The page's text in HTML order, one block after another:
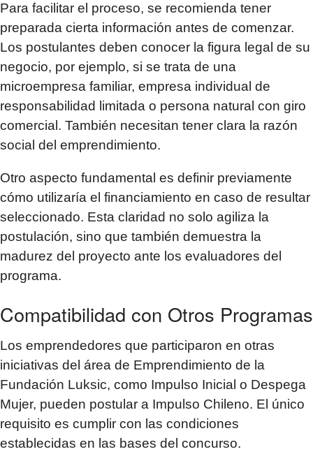
Para facilitar el proceso, se recomienda tener
preparada cierta información antes de comenzar.
Los postulantes deben conocer la figura legal de su
negocio, por ejemplo, si se trata de una
microempresa familiar, empresa individual de
responsabilidad limitada o persona natural con giro
comercial. También necesitan tener clara la razón
social del emprendimiento.
Otro aspecto fundamental es definir previamente
cómo utilizaría el financiamiento en caso de resultar
seleccionado. Esta claridad no solo agiliza la
postulación, sino que también demuestra la
madurez del proyecto ante los evaluadores del
programa.
Compatibilidad con Otros Programas
Los emprendedores que participaron en otras
iniciativas del área de Emprendimiento de la
Fundación Luksic, como Impulso Inicial o Despega
Mujer, pueden postular a Impulso Chileno. El único
requisito es cumplir con las condiciones
establecidas en las bases del concurso.